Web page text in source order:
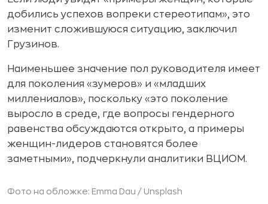
добились успехов вопреки стереотипам», это
изменит сложившуюся ситуацию, заключил
Грузинов.
Наименьшее значение пол руководителя имеет
для поколения «зумеров» и «младших
миллениалов», поскольку «это поколение
выросло в среде, где вопросы гендерного
равенства обсуждаются открыто, а примеры
женщин-лидеров становятся более
заметными», подчеркнули аналитики ВЦИОМ.
Фото на обложке: Emma Dau / Unsplash